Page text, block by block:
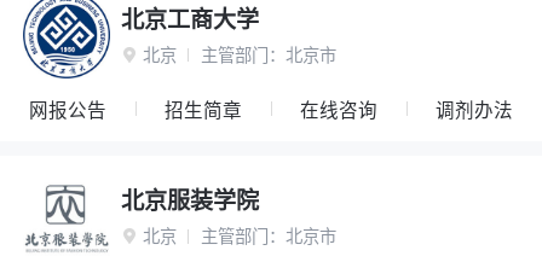
北京工商大学
 北京 主管部门： 北京市
网报公告 招生简章 在线咨询 调剂办法
北京服装学院
 北京 主管部门： 北京市